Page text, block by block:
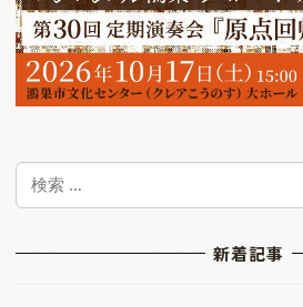
検
新着記事